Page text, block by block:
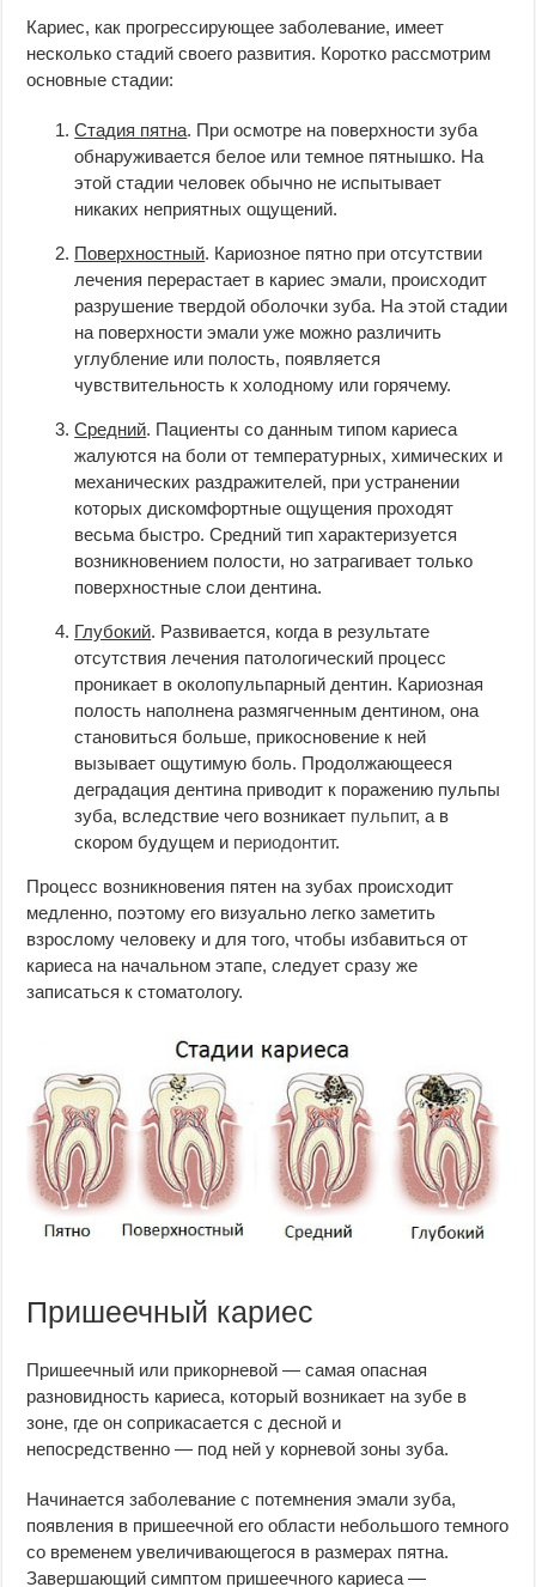
Кариес, как прогрессирующее заболевание, имеет
несколько стадий своего развития. Коротко рассмотрим
основные стадии:
Стадия пятна. При осмотре на поверхности зуба
обнаруживается белое или темное пятнышко. На
этой стадии человек обычно не испытывает
никаких неприятных ощущений.
Поверхностный. Кариозное пятно при отсутствии
лечения перерастает в кариес эмали, происходит
разрушение твердой оболочки зуба. На этой стадии
на поверхности эмали уже можно различить
углубление или полость, появляется
чувствительность к холодному или горячему.
Средний. Пациенты со данным типом кариеса
жалуются на боли от температурных, химических и
механических раздражителей, при устранении
которых дискомфортные ощущения проходят
весьма быстро. Средний тип характеризуется
возникновением полости, но затрагивает только
поверхностные слои дентина.
Глубокий. Развивается, когда в результате
отсутствия лечения патологический процесс
проникает в околопульпарный дентин. Кариозная
полость наполнена размягченным дентином, она
становиться больше, прикосновение к ней
вызывает ощутимую боль. Продолжающееся
деградация дентина приводит к поражению пульпы
зуба, вследствие чего возникает пульпит, а в
скором будущем и периодонтит.
Процесс возникновения пятен на зубах происходит
медленно, поэтому его визуально легко заметить
взрослому человеку и для того, чтобы избавиться от
кариеса на начальном этапе, следует сразу же
записаться к стоматологу.
Пришеечный кариес
Пришеечный или прикорневой — самая опасная
разновидность кариеса, который возникает на зубе в
зоне, где он соприкасается с десной и
непосредственно — под ней у корневой зоны зуба.
Начинается заболевание с потемнения эмали зуба,
появления в пришеечной его области небольшого темного
со временем увеличивающегося в размерах пятна.
Завершающий симптом пришеечного кариеса —